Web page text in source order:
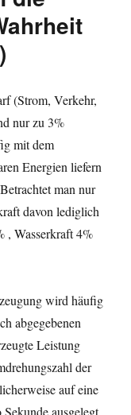
(Strom, Verkehr,
nur zu 3%
mit dem
Energien liefern
man nur
davon lediglich
, Wasserkraft 4%
wird häufig
abgegebenen
Leistung
der
auf eine
ausgelegt